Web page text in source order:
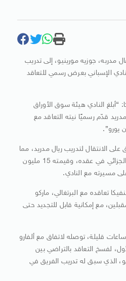
مدربه، جوزيه مورينيو، إلى تدريب
الإسباني بعرض رسمي للتعاقد
النادي هيئة سوق الأوراق
مدريد قدّم رسميًا نيته التعاقد مع
الانتقال لتدريب ريال مدريد، مما
يترتب عليه تفعيل بند الشرط الجزائي في عقده، وقيمته 15 مليون
مسيرته مع النادي.
تعاقده مع البرتغالي، ماركو
مع إمكانية قابل للتجديد حتى
قليلة، توصله لاتفاق مع ألفارو
لفسخ التعاقد بالتراضي بين
الذي سبق له تدريب الفريق في